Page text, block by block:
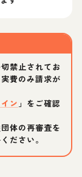
禁止されてお
費のみ請求が
ン 」をご確認
体の再審査を
ださい。